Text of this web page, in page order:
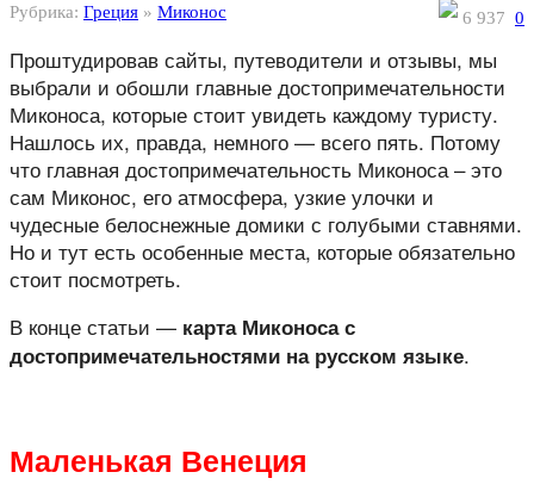
Рубрика: Греция » Миконос 6 937 0
Проштудировав сайты, путеводители и отзывы, мы
выбрали и обошли главные достопримечательности
Миконоса, которые стоит увидеть каждому туристу.
Нашлось их, правда, немного — всего пять. Потому
что главная достопримечательность Миконоса – это
сам Миконос, его атмосфера, узкие улочки и
чудесные белоснежные домики с голубыми ставнями.
Но и тут есть особенные места, которые обязательно
стоит посмотреть.
В конце статьи — карта Миконоса с
достопримечательностями на русском языке.
Маленькая Венеция